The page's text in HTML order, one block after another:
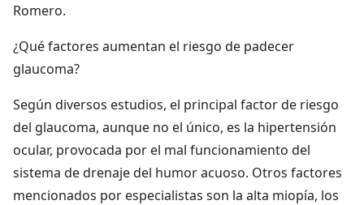
Romero.
¿Qué factores aumentan el riesgo de padecer
glaucoma?
Según diversos estudios, el principal factor de riesgo
del glaucoma, aunque no el único, es la hipertensión
ocular, provocada por el mal funcionamiento del
sistema de drenaje del humor acuoso. Otros factores
mencionados por especialistas son la alta miopía, los